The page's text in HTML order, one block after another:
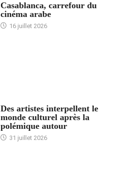
Casablanca, carrefour du
cinéma arabe
16 juillet 2026
Des artistes interpellent le
monde culturel après la
polémique autour
31 juillet 2026